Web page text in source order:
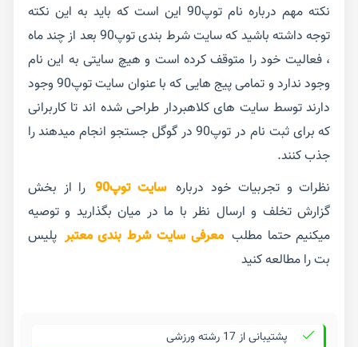
نکته مهم درباره نام توپ90 این است که باید به این نکته
توجه داشته باشید که سایت شرط بندی توپ90 بعد از چند ماه
، فعالیت خود را متوقف کرده است و هیچ سایتی به این نام
وجود ندارد و تمامی پیج هایی که با عنوان سایت توپ90 وجود
دارند توسط سایت های کلاهبردار طراحی شده اند تا کاربرانی
که برای ثبت نام در توپ90 در گوگل جستجو انجام میدهند را
جذب کنند.
نظرات و تجربیات خود درباره سایت توپ90
را از بخش
گزارش تخلف و ارسال نظر با ما در میان بگذارید و توصیه
میکنیم حتما مطلب معرفی سایت شرط بندی معتبر پلیس
بت را مطالعه کنید
پشتیبانی از 17 رشته ورزشی